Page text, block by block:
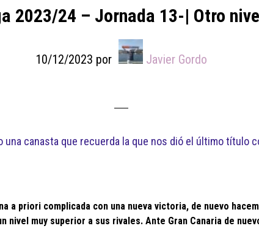
2023/24 – Jornada 13-| Otro
10/12/2023 por Javier Gordo
una canasta que recuerda la que nos dió el último título
a priori complicada con una nueva victoria, de nuevo
nivel muy superior a sus rivales. Ante Gran Canaria de